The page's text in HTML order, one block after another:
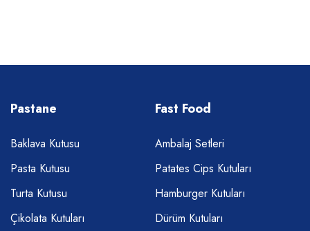
Pastane
Baklava Kutusu
Pasta Kutusu
Turta Kutusu
Çikolata Kutuları
Fast Food
Ambalaj Setleri
Patates Cips Kutuları
Hamburger Kutuları
Dürüm Kutuları